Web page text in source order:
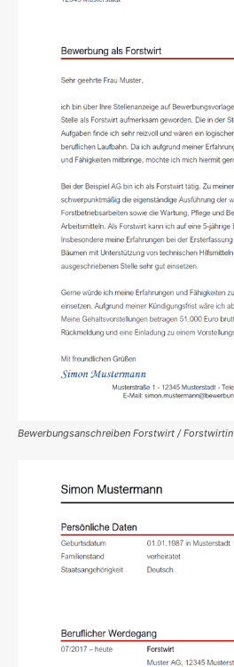
Bewerbungsanschreiben Forstwirt / Forstwirtin